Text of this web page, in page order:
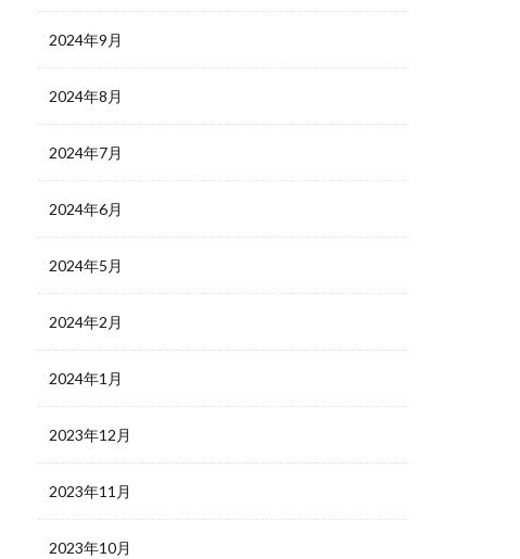
2024年9月
2024年8月
2024年7月
2024年6月
2024年5月
2024年2月
2024年1月
2023年12月
2023年11月
2023年10月